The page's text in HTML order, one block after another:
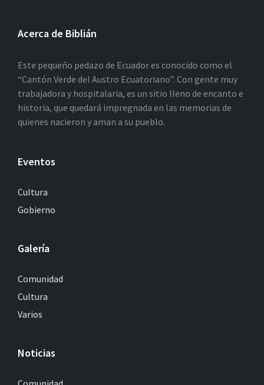
Acerca de Biblián
Este pequeño pedazo de Ecuador es conocido como el
“Cantón Verde del Austro Ecuatoriano”. Con gente muy
trabajadora y hospitalaria, es un sitio lleno de encanto e
historia, que quedará impregnada en las memorias de
quienes nacieron y aman a su pueblo.
Eventos
Cultura
Gobierno
Galería
Comunidad
Cultura
Varios
Noticias